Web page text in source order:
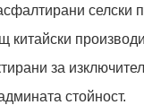
селски
китайски
за
стойност.